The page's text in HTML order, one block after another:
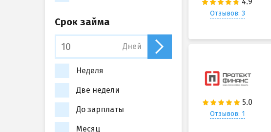
Отзывов: 3
Отзывов: 1
Срок займа
Дней
Неделя
Две недели
До зарплаты
Месяц